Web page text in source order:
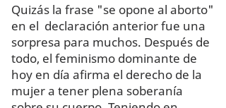
Quizás la frase "se opone al aborto"
en el declaración anterior fue una
sorpresa para muchos. Después de
todo, el feminismo dominante de
hoy en día afirma el derecho de la
mujer a tener plena soberanía